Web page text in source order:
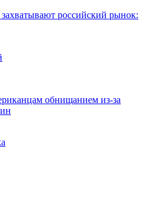
российский рынок:
обнищанием из-за